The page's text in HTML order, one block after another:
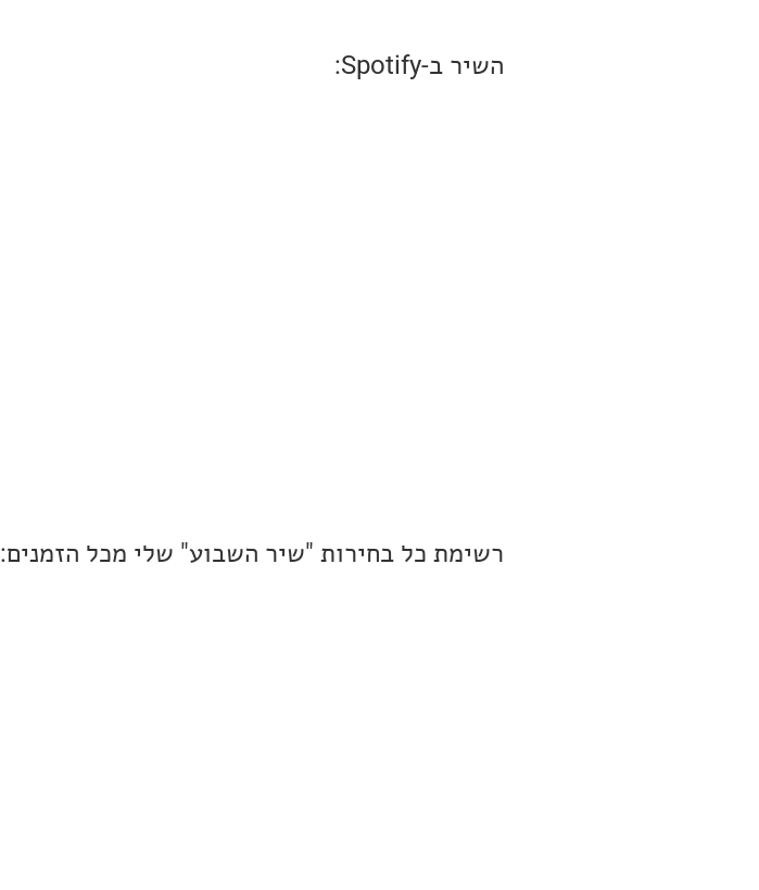
השיר ב-Spotify:
רשימת כל בחירות "שיר השבוע" שלי מכל הזמנים: